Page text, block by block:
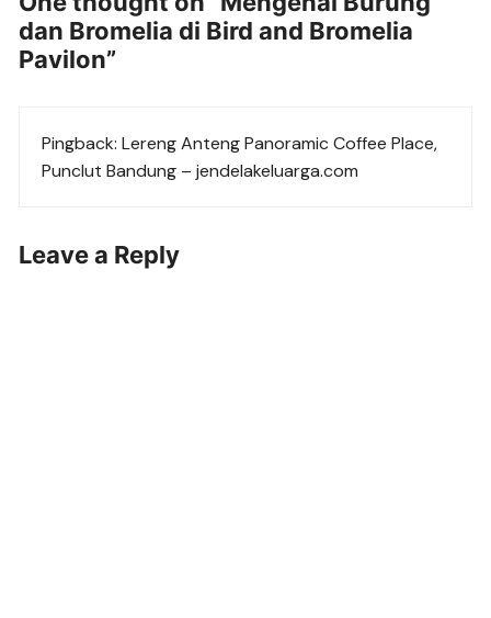
dan Bromelia di Bird and Bromelia
Pavilon”
Pingback:Lereng Anteng Panoramic Coffee Place,
Punclut Bandung – jendelakeluarga.com
Leave a Reply